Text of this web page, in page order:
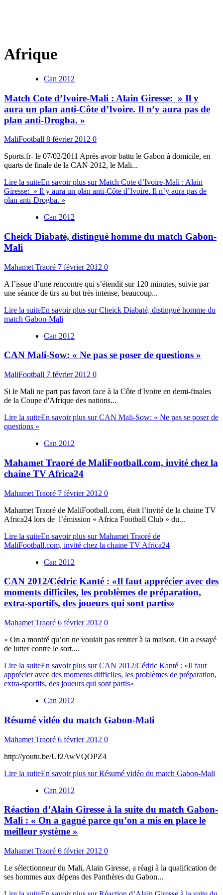
Afrique
Can 2012
Match Cote d’Ivoire-Mali : Alain Giresse: » Il y
aura un plan anti-Côte d’Ivoire. Il n’y aura pas de
plan anti-Drogba. »
MaliFootball 8 février 2012 0
Sports.fr- le 07/02/2011 Après avoir battu le Gabon à domicile, en
quarts de finale de la CAN 2012, le Mali...
Lire la suiteEn savoir plus sur Match Cote d’Ivoire-Mali : Alain
Giresse: » Il y aura un plan anti-Côte d’Ivoire. Il n’y aura pas de
plan anti-Drogba. »
Can 2012
Cheick Diabaté, distingué homme du match Gabon-
Mali
Mahamet Traoré 7 février 2012 0
A l’issue d’une rencontre qui s’étendit sur 120 minutes, suivie par
une séance de tirs au but très intense, beaucoup...
Lire la suiteEn savoir plus sur Cheick Diabaté, distingué homme du
match Gabon-Mali
Can 2012
CAN Mali-Sow: « Ne pas se poser de questions »
MaliFootball 7 février 2012 0
Si le Mali ne part pas favori face à la Côte d'Ivoire en demi-finales
de la Coupe d'Afrique des nations...
Lire la suiteEn savoir plus sur CAN Mali-Sow: « Ne pas se poser de
questions »
Can 2012
Mahamet Traoré de MaliFootball.com, invité chez la
chaine TV Africa24
Mahamet Traoré 7 février 2012 0
Mahamet Traoré de MaliFootball.com, était l’invité de la chaine TV
Africa24 lors de l’émission « Africa Football Club » du...
Lire la suiteEn savoir plus sur Mahamet Traoré de
MaliFootball.com, invité chez la chaine TV Africa24
Can 2012
CAN 2012/Cédric Kanté : «Il faut apprécier avec des
moments difficiles, les problèmes de préparation,
extra-sportifs, des joueurs qui sont partis»
Mahamet Traoré 6 février 2012 0
« On a montré qu’on ne voulait pas rentrer à la maison. On a essayé
de lutter contre le sort....
Lire la suiteEn savoir plus sur CAN 2012/Cédric Kanté : «Il faut
apprécier avec des moments difficiles, les problèmes de préparation,
extra-sportifs, des joueurs qui sont partis»
Can 2012
Résumé vidéo du match Gabon-Mali
Mahamet Traoré 6 février 2012 0
http://youtu.be/Uf2AwVQOPZ4
Lire la suiteEn savoir plus sur Résumé vidéo du match Gabon-Mali
Can 2012
Réaction d’Alain Giresse à la suite du match Gabon-
Mali : « On a gagné parce qu’on a mis en place le
meilleur système »
Mahamet Traoré 6 février 2012 0
Le sélectionneur du Mali, Alain Giresse, a réagi à la qualification de
ses hommes aux dépens des Panthères du Gabon...